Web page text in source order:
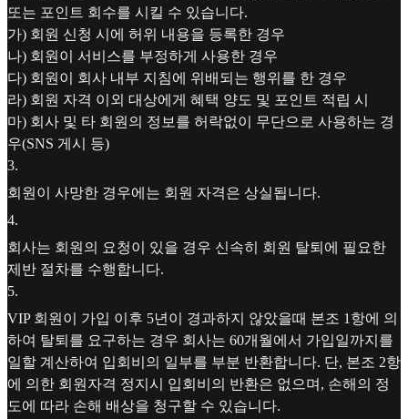
또는 포인트 회수를 시킬 수 있습니다.
가) 회원 신청 시에 허위 내용을 등록한 경우
나) 회원이 서비스를 부정하게 사용한 경우
다) 회원이 회사 내부 지침에 위배되는 행위를 한 경우
라) 회원 자격 이외 대상에게 혜택 양도 및 포인트 적립 시
마) 회사 및 타 회원의 정보를 허락없이 무단으로 사용하는 경
우(SNS 게시 등)
3.
회원이 사망한 경우에는 회원 자격은 상실됩니다.
4.
회사는 회원의 요청이 있을 경우 신속히 회원 탈퇴에 필요한
제반 절차를 수행합니다.
5.
VIP 회원이 가입 이후 5년이 경과하지 않았을때 본조 1항에 의
하여 탈퇴를 요구하는 경우 회사는 60개월에서 가입일까지를
일할 계산하여 입회비의 일부를 부분 반환합니다. 단, 본조 2항
에 의한 회원자격 정지시 입회비의 반환은 없으며, 손해의 정
도에 따라 손해 배상을 청구할 수 있습니다.